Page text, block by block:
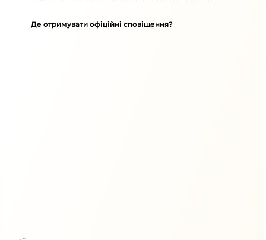
Де отримувати офіційні сповіщення?